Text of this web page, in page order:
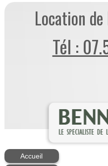
Location
Tél :
Accueil